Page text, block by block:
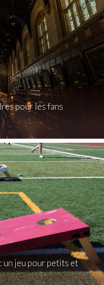
pour les fans
un jeu pour petits et